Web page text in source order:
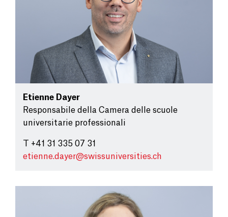
Etienne Dayer
Responsabile della Camera delle scuole
universitarie professionali
T +41 31 335 07 31
etienne.dayer@swissuniversities.ch